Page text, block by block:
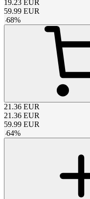
19.23 EUR
59.99 EUR
-68%
21.36 EUR
21.36 EUR
59.99 EUR
-64%